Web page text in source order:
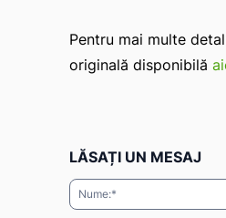
Pentru mai multe
originală disponibilă
LĂSAȚI UN MESAJ